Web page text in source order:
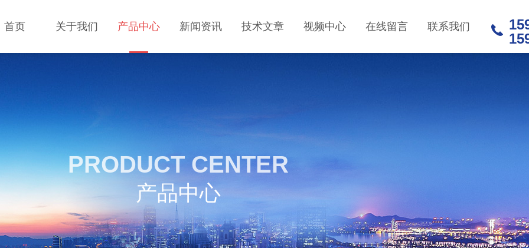
首页 关于我们 产品中心 新闻资讯 技术文章 视频中心 在线留言 联系我们
PRODUCT CENTER
产品中心